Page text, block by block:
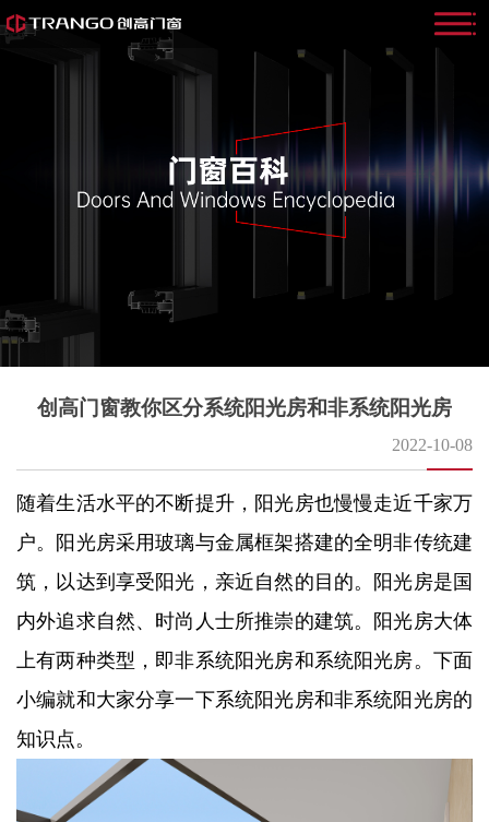
创高门窗教你区分系统阳光房和非系统阳光房
2022-10-08
随着生活水平的不断提升，阳光房也慢慢走近千家万
户。阳光房采用玻璃与金属框架搭建的全明非传统建
筑，以达到享受阳光，亲近自然的目的。阳光房是国
内外追求自然、时尚人士所推崇的建筑。阳光房大体
上有两种类型，即非系统阳光房和系统阳光房。下面
小编就和大家分享一下系统阳光房和非系统阳光房的
知识点。